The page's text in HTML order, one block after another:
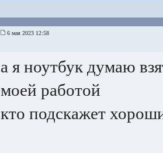
6 мая 2023 12:58
а я ноутбук думаю
моей работой
кто подскажет